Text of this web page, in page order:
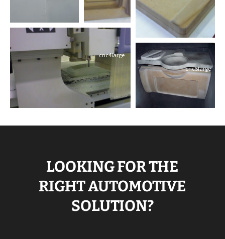
cnc4large
cnc5large
LOOKING FOR THE
RIGHT AUTOMOTIVE
SOLUTION?